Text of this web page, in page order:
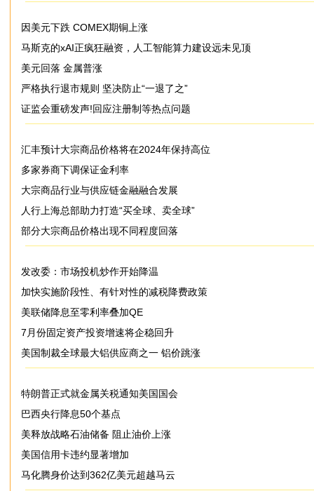
因美元下跌 COMEX期铜上涨
马斯克的xAI正疯狂融资，人工智能算力建设远未见顶
美元回落 金属普涨
严格执行退市规则 坚决防止“一退了之”
证监会重磅发声!回应注册制等热点问题
汇丰预计大宗商品价格将在2024年保持高位
多家券商下调保证金利率
大宗商品行业与供应链金融融合发展
人行上海总部助力打造“买全球、卖全球”
部分大宗商品价格出现不同程度回落
发改委：市场投机炒作开始降温
加快实施阶段性、有针对性的减税降费政策
美联储降息至零利率叠加QE
7月份固定资产投资增速将企稳回升
美国制裁全球最大铝供应商之一 铝价跳涨
特朗普正式就金属关税通知美国国会
巴西央行降息50个基点
美释放战略石油储备 阻止油价上涨
美国信用卡违约显著增加
马化腾身价达到362亿美元超越马云